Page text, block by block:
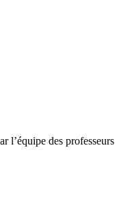
l’équipe des professeurs